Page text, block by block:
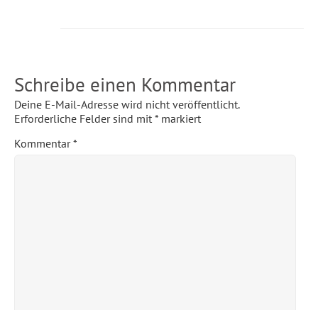
Schreibe einen Kommentar
Deine E-Mail-Adresse wird nicht veröffentlicht.
Erforderliche Felder sind mit * markiert
Kommentar*